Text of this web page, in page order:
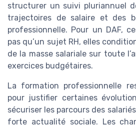
structurer un suivi pluriannuel
trajectoires de salaire et des
professionnelle. Pour un DAF,
pas qu’un sujet RH, elles
de la masse salariale sur toute
exercices budgétaires.
La formation professionnelle
pour justifier certaines
sécuriser les parcours des
forte actualité sociale. Les